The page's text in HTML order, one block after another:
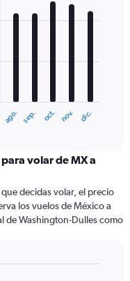
ago. sep. oct. nov. dic.
volar de MX a
decidas volar, el precio
los vuelos de México a
de Washington-Dulles como